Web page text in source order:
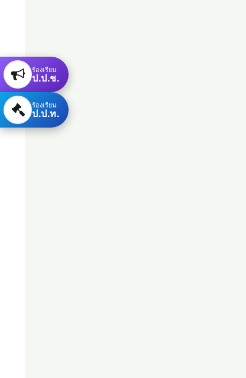
ร้องเรียน
ป.ป.ช.
ร้องเรียน
ป.ป.ท.